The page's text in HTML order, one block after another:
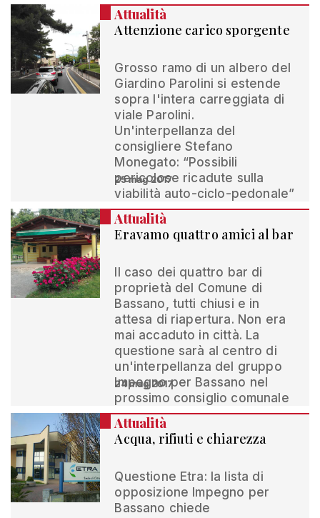
Attualità
Attenzione carico sporgente
Grosso ramo di un albero del
Giardino Parolini si estende
sopra l'intera carreggiata di
viale Parolini.
Un'interpellanza del
consigliere Stefano
Monegato: “Possibili
pericolose ricadute sulla
viabilità auto-ciclo-pedonale”
25 mag 2017
Attualità
Eravamo quattro amici al bar
Il caso dei quattro bar di
proprietà del Comune di
Bassano, tutti chiusi e in
attesa di riapertura. Non era
mai accaduto in città. La
questione sarà al centro di
un'interpellanza del gruppo
Impegno per Bassano nel
prossimo consiglio comunale
24 mag 2017
Attualità
Acqua, rifiuti e chiarezza
Questione Etra: la lista di
opposizione Impegno per
Bassano chiede